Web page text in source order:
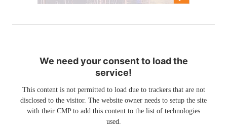
We need your consent to load the
service!
This content is not permitted to load due to trackers that are not
disclosed to the visitor. The website owner needs to setup the site
with their CMP to add this content to the list of technologies
used.